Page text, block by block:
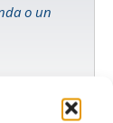
o un